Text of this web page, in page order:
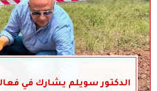
الدكتور سويلم يشارك في